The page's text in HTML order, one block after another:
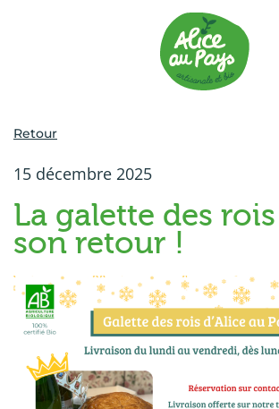
Retour
15 décembre 2025
La galette des
son retour !